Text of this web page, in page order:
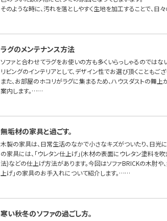
そのような時に、汚れを落としやすく生地を加工することで、日
ラグのメンテナンス方法
ソファと合わせてラグをお使いの方も多くいらっしゃるのではない
リビングのインテリアとして、デザイン性でお選び頂くこともご
また、お部屋のホコリがラグに集まるため、ハウスダストの舞
案内します。……
無垢材の家具と過ごす。
木製の家具は、日常生活のなかで小さなキズがついたり、日光
の家具には、「ウレタン仕上げ」(木材の表面にウレタン塗料を
法)などの仕上げ方法があります。今回はソファBRICKの木肘や
上げ」の家具のお手入れについて紹介します。……
寒い秋冬のソファの過ごし方。